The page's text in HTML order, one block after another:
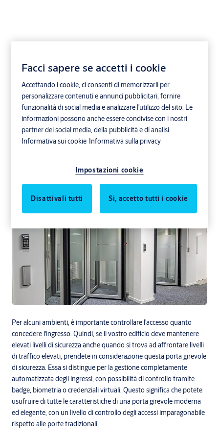
Porta girevole di
sicurezza ASSA ABLOY
RD3A/RD4A
Trasporti Settore finanziario e bancario
Per alcuni ambienti, è importante controllare l'accesso quanto
concedere l'ingresso. Quindi, se il vostro edificio deve mantenere
elevati livelli di sicurezza anche quando si trova ad affrontare livelli
di traffico elevati, prendete in considerazione questa porta girevole
di sicurezza. Essa si distingue per la gestione completamente
automatizzata degli ingressi, con possibilità di controllo tramite
badge, biometria o credenziali virtuali. Questo significa che potete
usufruire di tutte le caratteristiche di una porta girevole moderna
ed elegante, con un livello di controllo degli accessi imparagonabile
rispetto alle porte tradizionali.
Facci sapere se accetti i cookie
Accettando i cookie, ci consenti di memorizzarli per
personalizzare contenuti e annunci pubblicitari, fornire
funzionalità di social media e analizzare l'utilizzo del sito. Le
informazioni possono anche essere condivise con i nostri
partner dei social media, della pubblicità e di analisi.
Informativa sui cookie Informativa sulla privacy
Impostazioni cookie
Disattivali tutti Sì, accetto tutti i cookie